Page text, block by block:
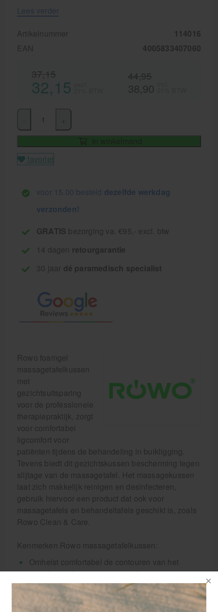
Lees verder
Artikelnummer
114016
EAN
4005833407060
37,15
32,15 44,95
38,90
In winkelmand
favoriet
voor 15.00 besteld dezelfde werkdag
verzonden!
GRATIS bezorging va. €95,- excl. btw
14 dagen retourgarantie
30 jaar dé paramedisch specialist
Rowo foamgel
massagetafelkussen
met
gezichtsuitsparing
voor de professionele
therapiepraktijk, zorgt
voor comfortabel
ligcomfort voor
patiënten tijdens de behandeling in buikligging.
Tevens biedt dit gezichtskussen bescherming tegen
slijtage van de massagetafel. Het massagekussen
laat zich makkelijk reinigen en desinfecteren,
gebruik hiervoor een product dat ook voor
massagetafels en behandeltafels geschikt is, zoals
Rowo Clean & Care.
Kenmerken Rowo massagetafelkussen:
Omhelst comfortabel de contouren van het
gezicht zonder zijn vorm te verliezen
Geen onaangename randen in het gebied van
de gezichtsuitsparing
Vulling met een combinatie van traagschuim en